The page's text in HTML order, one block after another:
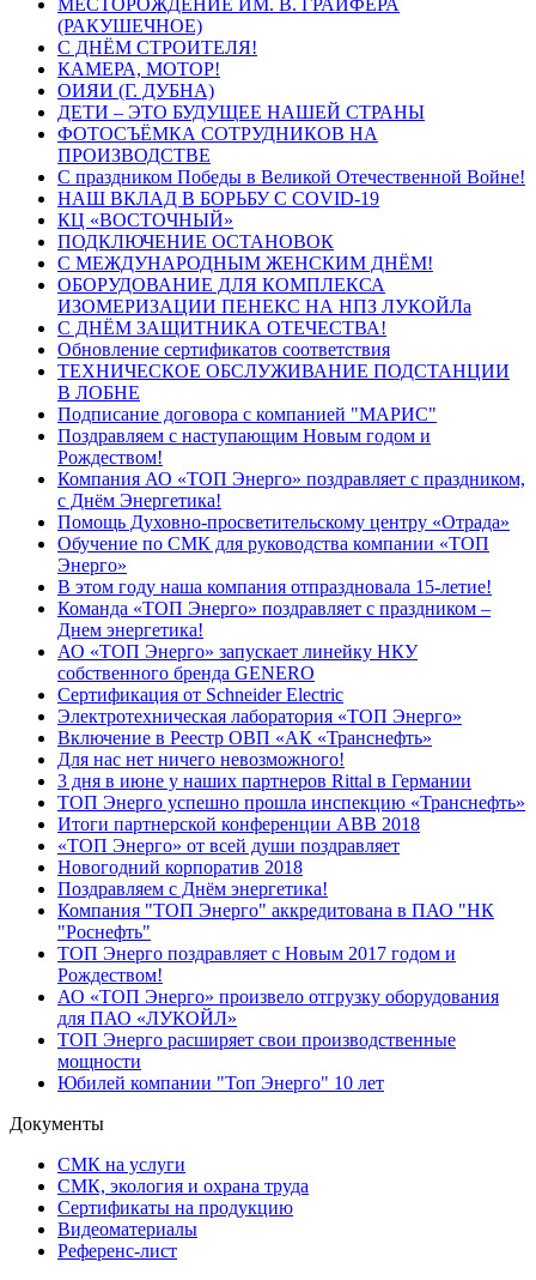
(РАКУШЕЧНОЕ)
С ДНЁМ СТРОИТЕЛЯ!
КАМЕРА, МОТОР!
ОИЯИ (Г. ДУБНА)
ДЕТИ – ЭТО БУДУЩЕЕ НАШЕЙ СТРАНЫ
ФОТОСЪЁМКА СОТРУДНИКОВ НА
ПРОИЗВОДСТВЕ
С праздником Победы в Великой Отечественной Войне!
НАШ ВКЛАД В БОРЬБУ С COVID-19
КЦ «ВОСТОЧНЫЙ»
ПОДКЛЮЧЕНИЕ ОСТАНОВОК
С МЕЖДУНАРОДНЫМ ЖЕНСКИМ ДНЁМ!
ОБОРУДОВАНИЕ ДЛЯ КОМПЛЕКСА
ИЗОМЕРИЗАЦИИ ПЕНЕКС НА НПЗ ЛУКОЙЛа
С ДНЁМ ЗАЩИТНИКА ОТЕЧЕСТВА!
Обновление сертификатов соответствия
ТЕХНИЧЕСКОЕ ОБСЛУЖИВАНИЕ ПОДСТАНЦИИ
В ЛОБНЕ
Подписание договора с компанией "МАРИС"
Поздравляем с наступающим Новым годом и
Рождеством!
Компания АО «ТОП Энерго» поздравляет с праздником,
с Днём Энергетика!
Помощь Духовно-просветительскому центру «Отрада»
Обучение по СМК для руководства компании «ТОП
Энерго»
В этом году наша компания отпраздновала 15-летие!
Команда «ТОП Энерго» поздравляет с праздником –
Днем энергетика!
АО «ТОП Энерго» запускает линейку НКУ
собственного бренда GENERO
Сертификация от Schneider Electric
Электротехническая лаборатория «ТОП Энерго»
Включение в Реестр ОВП «АК «Транснефть»
Для нас нет ничего невозможного!
3 дня в июне у наших партнеров Rittal в Германии
ТОП Энерго успешно прошла инспекцию «Транснефть»
Итоги партнерской конференции ABB 2018
«ТОП Энерго» от всей души поздравляет
Новогодний корпоратив 2018
Поздравляем с Днём энергетика!
Компания "ТОП Энерго" аккредитована в ПАО "НК
"Роснефть"
ТОП Энерго поздравляет с Новым 2017 годом и
Рождеством!
АО «ТОП Энерго» произвело отгрузку оборудования
для ПАО «ЛУКОЙЛ»
ТОП Энерго расширяет свои производственные
мощности
Юбилей компании "Топ Энерго" 10 лет
Документы
СМК на услуги
СМК, экология и охрана труда
Сертификаты на продукцию
Видеоматериалы
Референс-лист